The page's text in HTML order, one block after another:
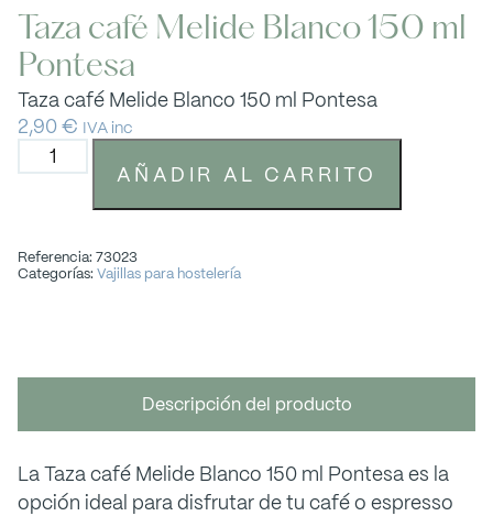
Taza café Melide Blanco 150 ml
Pontesa
Taza café Melide Blanco 150 ml Pontesa
2,90€ IVA inc
AÑADIR AL CARRITO
Referencia: 73023
Categorías: Vajillas para hostelería
Descripción del producto
La Taza café Melide Blanco 150 ml Pontesa es la
opción ideal para disfrutar de tu café o espresso